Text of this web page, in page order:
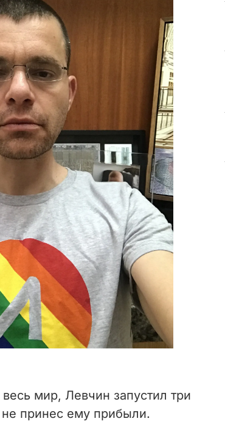
мир, Левчин запустил три
не принес ему прибыли.